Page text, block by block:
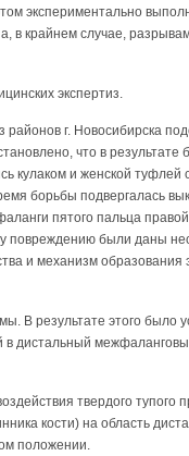
экспериментально
в крайнем случае,
экспертиз.
г. Новосибирска
что в результате
кулаком и женской туфлей
борьбы подвергалась
пятого пальца правой
повреждению были даны
и механизм образования
В результате этого было
в дистальный
твердого тупого
кости) на область
положении.